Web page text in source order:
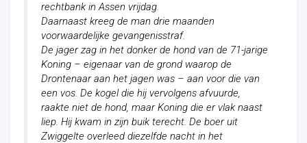
rechtbank in Assen vrijdag.
Daarnaast kreeg de man drie maanden
voorwaardelijke gevangenisstraf.
De jager zag in het donker de hond van de 71-jarige
Koning – eigenaar van de grond waarop de
Drontenaar aan het jagen was – aan voor die van
een vos. De kogel die hij vervolgens afvuurde,
raakte niet de hond, maar Koning die er vlak naast
liep. Hij kwam in zijn buik terecht. De boer uit
Zwiggelte overleed diezelfde nacht in het